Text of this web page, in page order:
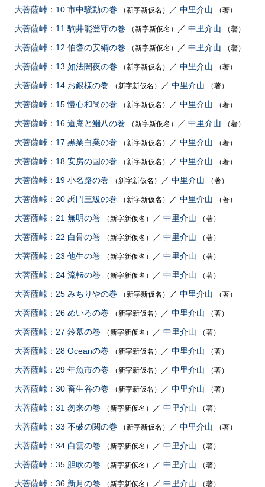
大菩薩峠：10 市中騒動の巻 （新字新仮名） ／ 中里介山 （著）
大菩薩峠：11 駒井能登守の巻 （新字新仮名） ／ 中里介山 （著）
大菩薩峠：12 伯耆の安綱の巻 （新字新仮名） ／ 中里介山 （著）
大菩薩峠：13 如法闇夜の巻 （新字新仮名） ／ 中里介山 （著）
大菩薩峠：14 お銀様の巻 （新字新仮名） ／ 中里介山 （著）
大菩薩峠：15 慢心和尚の巻 （新字新仮名） ／ 中里介山 （著）
大菩薩峠：16 道庵と鯔八の巻 （新字新仮名） ／ 中里介山 （著）
大菩薩峠：17 黒業白業の巻 （新字新仮名） ／ 中里介山 （著）
大菩薩峠：18 安房の国の巻 （新字新仮名） ／ 中里介山 （著）
大菩薩峠：19 小名路の巻 （新字新仮名） ／ 中里介山 （著）
大菩薩峠：20 禹門三級の巻 （新字新仮名） ／ 中里介山 （著）
大菩薩峠：21 無明の巻 （新字新仮名） ／ 中里介山 （著）
大菩薩峠：22 白骨の巻 （新字新仮名） ／ 中里介山 （著）
大菩薩峠：23 他生の巻 （新字新仮名） ／ 中里介山 （著）
大菩薩峠：24 流転の巻 （新字新仮名） ／ 中里介山 （著）
大菩薩峠：25 みちりやの巻 （新字新仮名） ／ 中里介山 （著）
大菩薩峠：26 めいろの巻 （新字新仮名） ／ 中里介山 （著）
大菩薩峠：27 鈴慕の巻 （新字新仮名） ／ 中里介山 （著）
大菩薩峠：28 Oceanの巻 （新字新仮名） ／ 中里介山 （著）
大菩薩峠：29 年魚市の巻 （新字新仮名） ／ 中里介山 （著）
大菩薩峠：30 畜生谷の巻 （新字新仮名） ／ 中里介山 （著）
大菩薩峠：31 勿来の巻 （新字新仮名） ／ 中里介山 （著）
大菩薩峠：33 不破の関の巻 （新字新仮名） ／ 中里介山 （著）
大菩薩峠：34 白雲の巻 （新字新仮名） ／ 中里介山 （著）
大菩薩峠：35 胆吹の巻 （新字新仮名） ／ 中里介山 （著）
大菩薩峠：36 新月の巻 （新字新仮名） ／ 中里介山 （著）